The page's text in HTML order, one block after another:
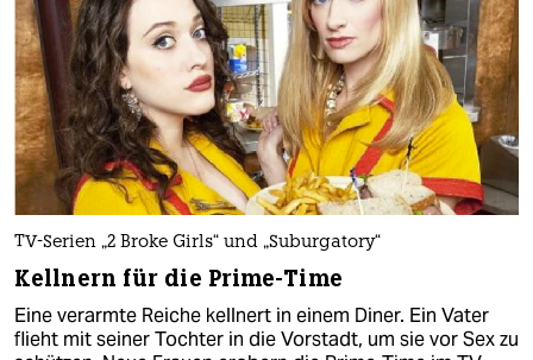
TV-Serien „2 Broke Girls“ und „Suburgatory“
Kellnern für die Prime-Time
Eine verarmte Reiche kellnert in einem Diner. Ein Vater
flieht mit seiner Tochter in die Vorstadt, um sie vor Sex zu